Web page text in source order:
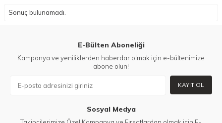
Sonuç bulunamadı.
E-Bülten Aboneliği
Kampanya ve yeniliklerden haberdar olmak için e-bültenimize
abone olun!
KAYIT OL
Sosyal Medya